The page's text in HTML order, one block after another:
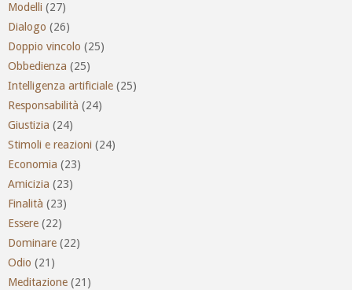
Modelli (27)
Dialogo (26)
Doppio vincolo (25)
Obbedienza (25)
Intelligenza artificiale (25)
Responsabilità (24)
Giustizia (24)
Stimoli e reazioni (24)
Economia (23)
Amicizia (23)
Finalità (23)
Essere (22)
Dominare (22)
Odio (21)
Meditazione (21)